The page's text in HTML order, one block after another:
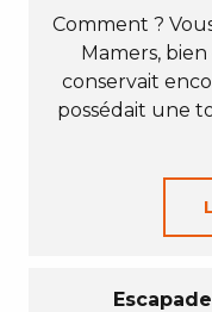
Comment ?
Mamers,
conservait
possédait une